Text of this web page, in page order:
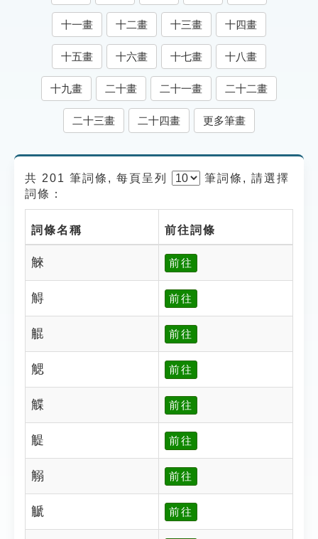
單字索引
生命大百科索引
遊戲專區
貓頭鷹博士
十一畫 十二畫 十三畫 十四畫
十五畫 十六畫 十七畫 十八畫
十九畫 二十畫 二十一畫 二十二畫
二十三畫 二十四畫 更多筆畫
共 201 筆詞條, 每頁呈列 筆詞條, 請選擇
詞條：
詞條名稱 前往詞條
䚞 前往
䚟 前往
䚠 前往
䚡 前往
䚢 前往
䚣 前往
䚥 前往
䚦 前往